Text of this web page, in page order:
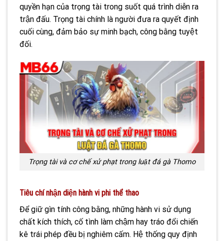
quyền hạn của trọng tài trong suốt quá trình diễn ra
trận đấu. Trọng tài chính là người đưa ra quyết định
cuối cùng, đảm bảo sự minh bạch, công bằng tuyệt
đối.
Trọng tài và cơ chế xử phạt trong luật đá gà Thomo
Tiêu chí nhận diện hành vi phi thể thao
Để giữ gìn tính công bằng, những hành vi sử dụng
chất kích thích, cố tình làm chậm hay tráo đổi chiến
kê trái phép đều bị nghiêm cấm. Hệ thống quy định